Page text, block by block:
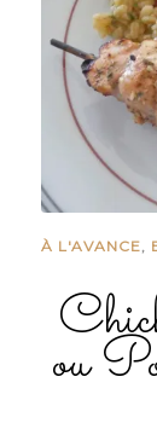
À L'AVANCE,
ou